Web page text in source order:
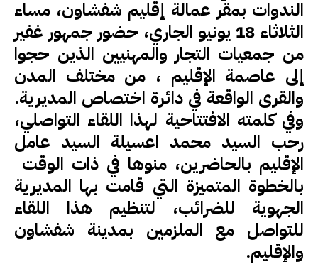
الندوات بمقر عمالة إقليم شفشاون، مساء
الثلاثاء 18 يونيو الجاري، حضور جمهور غفير
من جمعيات التجار والمهنيين الذين حجوا
إلى عاصمة الإقليم ، من مختلف المدن
والقرى الواقعة في دائرة اختصاص المديرية.
وفي كلمته الافتتاحية لهذا اللقاء التواصلي،
رحب السيد محمد اعسيلة السيد عامل
الإقليم بالحاضرين، منوها في ذات الوقت
بالخطوة المتميزة التي قامت بها المديرية
الجهوية للضرائب، لتنظيم هذا اللقاء
للتواصل مع الملزمين بمدينة شفشاون
والإقليم.